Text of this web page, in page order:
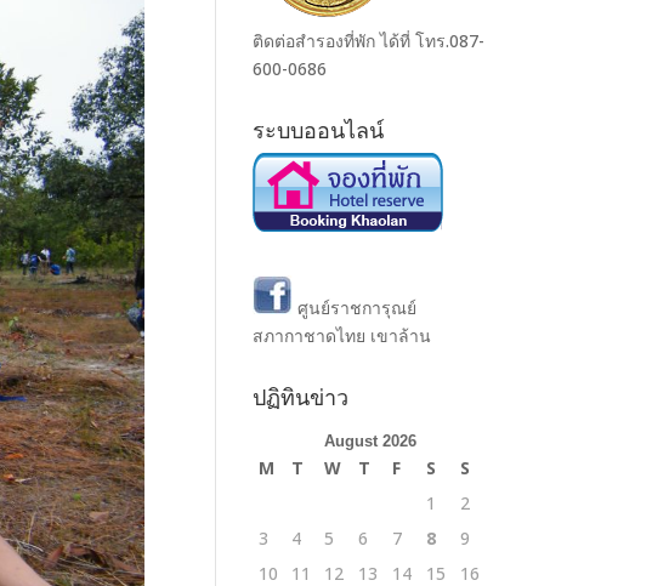
ติดต่อสำรองที่พัก ได้ที่ โทร.087-
600-0686
ระบบออนไลน์
ศูนย์ราชการุณย์
สภากาชาดไทย เขาล้าน
ปฏิทินข่าว
August 2026
M T W T F S
S
1
2
3
4 5 6 7 8
9
10
11 12 13 14 15
16